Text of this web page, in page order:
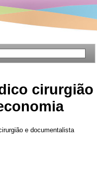
cirurgião
e documentalista